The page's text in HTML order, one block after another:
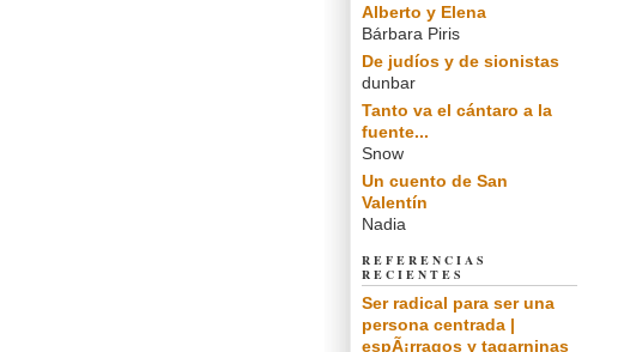
Alberto y Elena
Bárbara Piris
De judíos y de sionistas
dunbar
Tanto va el cántaro a la
fuente...
Snow
Un cuento de San
Valentín
Nadia
REFERENCIAS
RECIENTES
Ser radical para ser una
persona centrada |
espÃ¡rragos y tagarninas